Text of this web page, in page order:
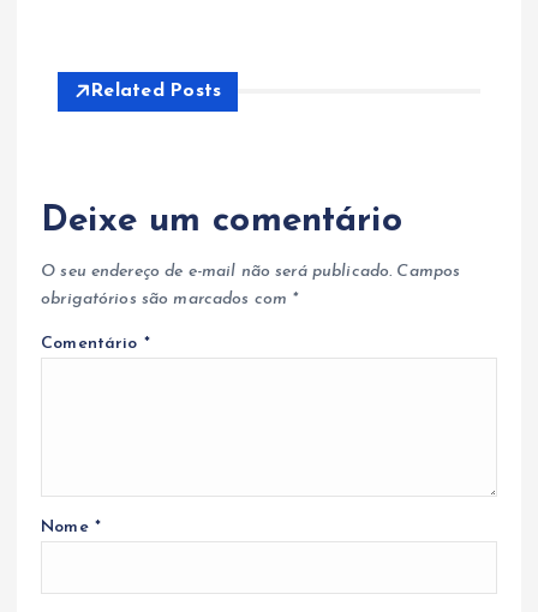
Related Posts
Deixe um comentário
O seu endereço de e-mail não será publicado. Campos
obrigatórios são marcados com *
Comentário *
Nome *